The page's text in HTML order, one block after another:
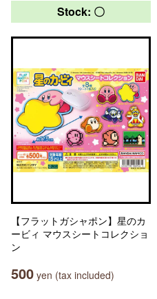
Stock: 〇
【フラットガシャポン】星のカ
ービィ マウスシートコレクショ
ン
500 yen (tax included)